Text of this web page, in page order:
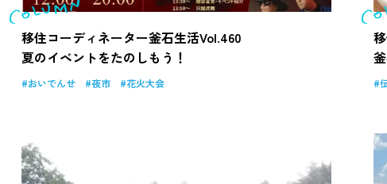
移住コーディネーター釜石生活Vol.460
夏のイベントをたのしもう！
おいでんせ 夜市 花火大会